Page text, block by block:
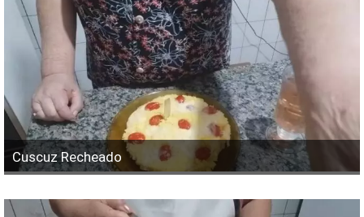
Cuscuz Recheado